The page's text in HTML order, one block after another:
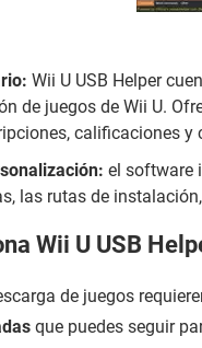
Wii U USB Helper
de juegos de Wii U.
calificaciones y
el software
las rutas de
Wii U USB
de juegos
que puedes seguir